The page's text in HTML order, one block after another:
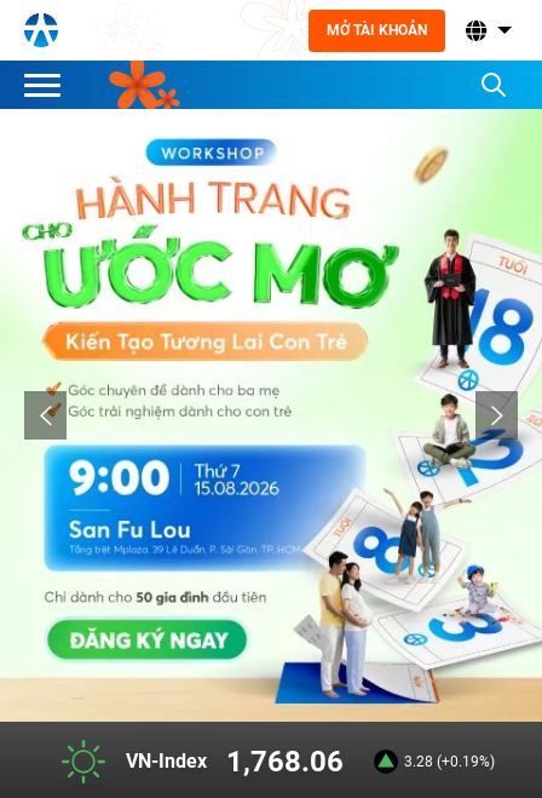
MỞ TÀI KHOẢN
VN-Index 1,768.06 3.28 (+0.19%)